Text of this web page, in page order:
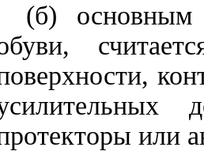
(б) основным
или